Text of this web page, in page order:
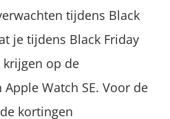
tijdens Black
je tijdens Black Friday
op de
Watch SE. Voor de
kortingen